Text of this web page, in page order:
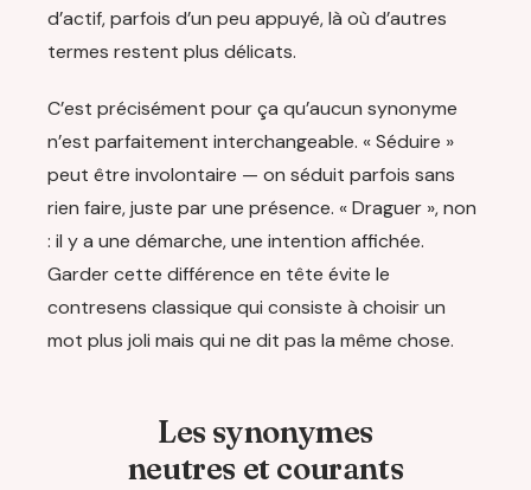
d’actif, parfois d’un peu appuyé, là où d’autres
termes restent plus délicats.
C’est précisément pour ça qu’aucun synonyme
n’est parfaitement interchangeable. « Séduire »
peut être involontaire — on séduit parfois sans
rien faire, juste par une présence. « Draguer », non
: il y a une démarche, une intention affichée.
Garder cette différence en tête évite le
contresens classique qui consiste à choisir un
mot plus joli mais qui ne dit pas la même chose.
Les synonymes
neutres et courants